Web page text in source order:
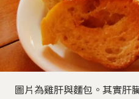
圖片為雞肝與麵包。其實肝